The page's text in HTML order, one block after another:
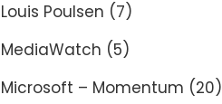
Louis Poulsen (7)
MediaWatch (5)
Microsoft – Momentum (20)